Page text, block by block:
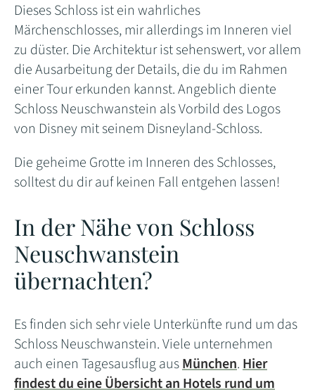
Dieses Schloss ist ein wahrliches
Märchenschlosses, mir allerdings im Inneren viel
zu düster. Die Architektur ist sehenswert, vor allem
die Ausarbeitung der Details, die du im Rahmen
einer Tour erkunden kannst. Angeblich diente
Schloss Neuschwanstein als Vorbild des Logos
von Disney mit seinem Disneyland-Schloss.
Die geheime Grotte im Inneren des Schlosses,
solltest du dir auf keinen Fall entgehen lassen!
In der Nähe von Schloss
Neuschwanstein
übernachten?
Es finden sich sehr viele Unterkünfte rund um das
Schloss Neuschwanstein. Viele unternehmen
auch einen Tagesausflug ausMünchen.Hier
findest du eine Übersicht an Hotels rund um